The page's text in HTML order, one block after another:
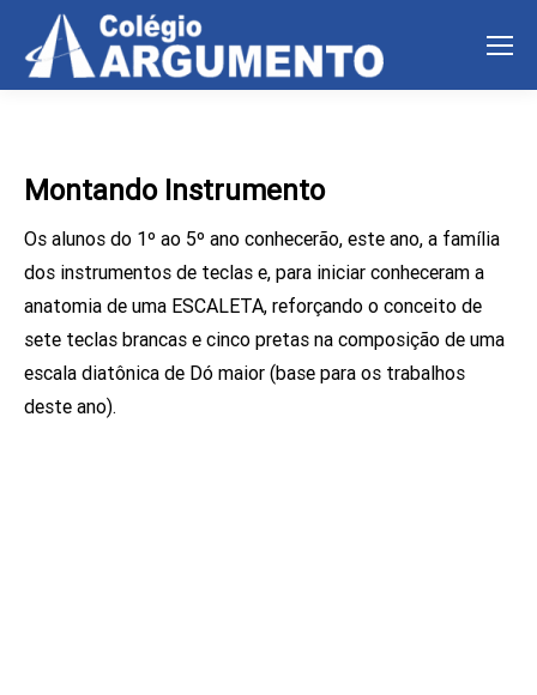
Montando Instrumento
Os alunos do 1º ao 5º ano conhecerão, este ano, a família
dos instrumentos de teclas e, para iniciar conheceram a
anatomia de uma ESCALETA, reforçando o conceito de
sete teclas brancas e cinco pretas na composição de uma
escala diatônica de Dó maior (base para os trabalhos
deste ano).